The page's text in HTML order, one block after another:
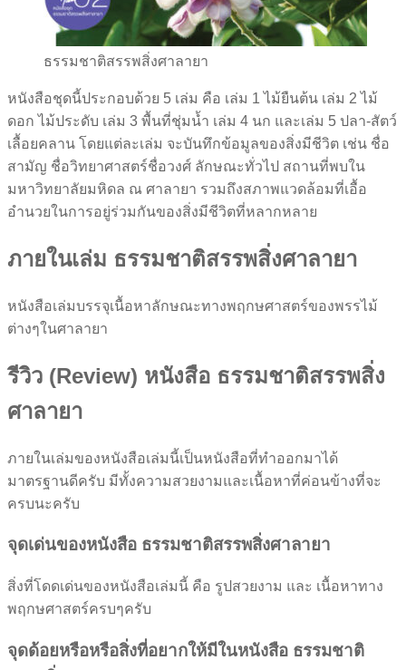
ธรรมชาติสรรพสิ่งศาลายา
หนังสือชุดนี้ประกอบด้วย 5 เล่ม คือ เล่ม 1 ไม้ยืนต้น เล่ม 2 ไม้
ดอก ไม้ประดับ เล่ม 3 พื้นที่ชุ่มน้ำ เล่ม 4 นก และเล่ม 5 ปลา-สัตว์
เลื้อยคลาน โดยแต่ละเล่ม จะบันทึกข้อมูลของสิ่งมีชีวิต เช่น ชื่อ
สามัญ ชื่อวิทยาศาสตร์ชื่อวงศ์ ลักษณะทั่วไป สถานที่พบใน
มหาวิทยาลัยมหิดล ณ ศาลายา รวมถึงสภาพแวดล้อมที่เอื้อ
อำนวยในการอยู่ร่วมกันของสิ่งมีชีวิตที่หลากหลาย
ภายในเล่ม ธรรมชาติสรรพสิ่งศาลายา
หนังสือเล่มบรรจุเนื้อหาลักษณะทางพฤกษศาสตร์ของพรรไม้
ต่างๆในศาลายา
รีวิว (Review) หนังสือ ธรรมชาติสรรพสิ่ง
ศาลายา
ภายในเล่มของหนังสือเล่มนี้เป็นหนังสือที่ทำออกมาได้
มาตรฐานดีครับ มีทั้งความสวยงามและเนื้อหาที่ค่อนข้างที่จะ
ครบนะครับ
จุดเด่นของหนังสือ ธรรมชาติสรรพสิ่งศาลายา
สิ่งที่โดดเด่นของหนังสือเล่มนี้ คือ รูปสวยงาม และ เนื้อหาทาง
พฤกษศาสตร์ครบๆครับ
จุดด้อยหรือหรือสิ่งที่อยากให้มีในหนังสือ ธรรมชาติ